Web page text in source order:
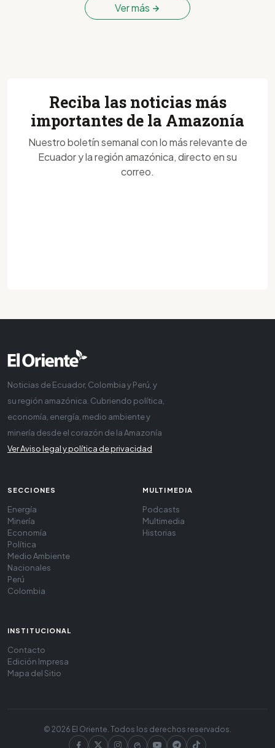
Ver más
Reciba las noticias más
importantes de la Amazonía
Nuestro boletín semanal con lo más relevante de
Ecuador y la región amazónica, directo en su
correo.
Noticias de Ecuador, Colombia y Perú, y
su región amazónica. Cubriendo política,
economía, energía, medio ambiente y
minería desde el corazón de la Amazonía
Ver Aviso legal y política de privacidad
SECCIONES
Energía
Minería
Economía
Política
Medio Ambiente
Nacionales
Perú
Colombia
MULTIMEDIA
Podcasts
Multimedia
Historias
INSTITUCIONAL
Contacto
Edición Impresa
Mapa del Sitio
© 2026 El Oriente. Todos los derechos reservados.